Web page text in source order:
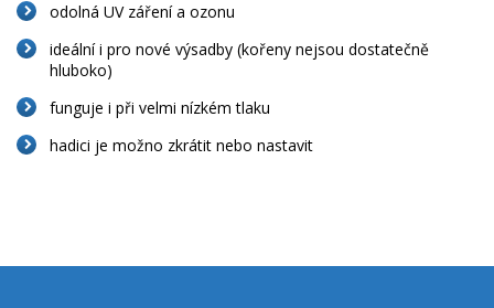
odolná UV záření a ozonu
ideální i pro nové výsadby (kořeny nejsou dostatečně
hluboko)
funguje i při velmi nízkém tlaku
hadici je možno zkrátit nebo nastavit